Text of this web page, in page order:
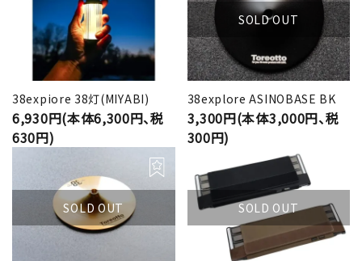
38expiore 38灯(MIYABI)
6,930円(本体6,300円、税
630円)
SOLD OUT
38explore ASINOBASE BK
3,300円(本体3,000円、税
300円)
SOLD OUT SOLD OUT